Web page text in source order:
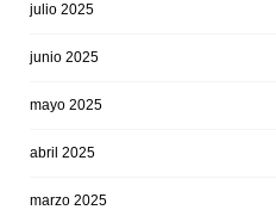
julio 2025
junio 2025
mayo 2025
abril 2025
marzo 2025